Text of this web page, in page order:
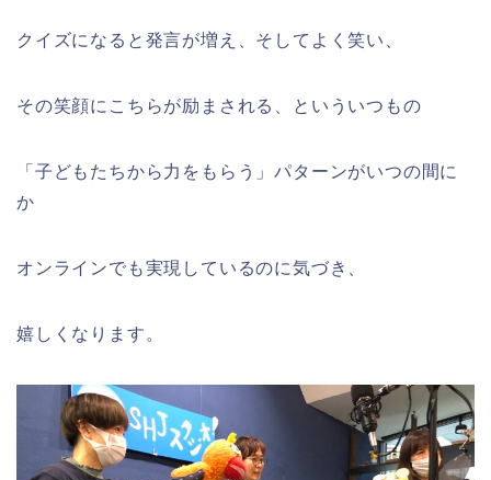
クイズになると発言が増え、そしてよく笑い、
その笑顔にこちらが励まされる、といういつもの
「子どもたちから力をもらう」パターンがいつの間に
か
オンラインでも実現しているのに気づき、
嬉しくなります。